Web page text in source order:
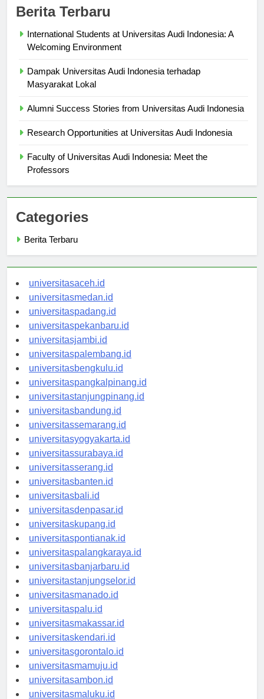
International Students at Universitas Audi Indonesia: A
Dampak Universitas Audi Indonesia terhadap
Faculty of Universitas Audi Indonesia: Meet the
Categories
universitasaceh.id
universitasmedan.id
universitaspadang.id
universitaspekanbaru.id
universitasjambi.id
universitaspalembang.id
universitasbengkulu.id
universitaspangkalpinang.id
universitastanjungpinang.id
universitasbandung.id
universitassemarang.id
universitasyogyakarta.id
universitassurabaya.id
universitasserang.id
universitasbanten.id
universitasbali.id
universitasdenpasar.id
universitaskupang.id
universitaspontianak.id
universitaspalangkaraya.id
universitasbanjarbaru.id
universitastanjungselor.id
universitasmanado.id
universitaspalu.id
universitasmakassar.id
universitaskendari.id
universitasgorontalo.id
universitasmamuju.id
universitasambon.id